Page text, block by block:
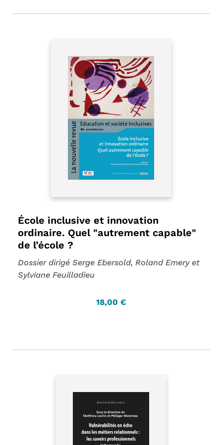
École inclusive et innovation
ordinaire. Quel "autrement capable"
de l’école ?
Dossier dirigé Serge Ebersold, Roland Emery et
Sylviane Feuilladieu
18,00 €